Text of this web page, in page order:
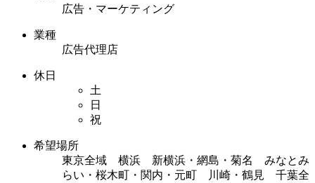
広告・マーケティング
業種
広告代理店
休日
土
日
祝
希望場所
東京全域 横浜 新横浜・網島・菊名 みなとみ
らい・桜木町・関内・元町 川崎・鶴見 千葉全